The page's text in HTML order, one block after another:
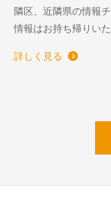
隣区、近隣県の情報
情報はお持ち帰りいた
詳しく見る